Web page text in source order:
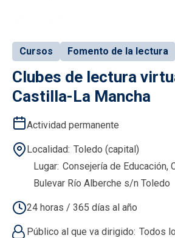
Cursos Fomento de la lectura
Clubes de lectura
Castilla-La Mancha
Actividad permanente
Localidad Toledo (capital)
Lugar Consejería de Educación,
Bulevar Río Alberche s/n Toledo
24 horas / 365 días al año
Público al que va dirigido Todos